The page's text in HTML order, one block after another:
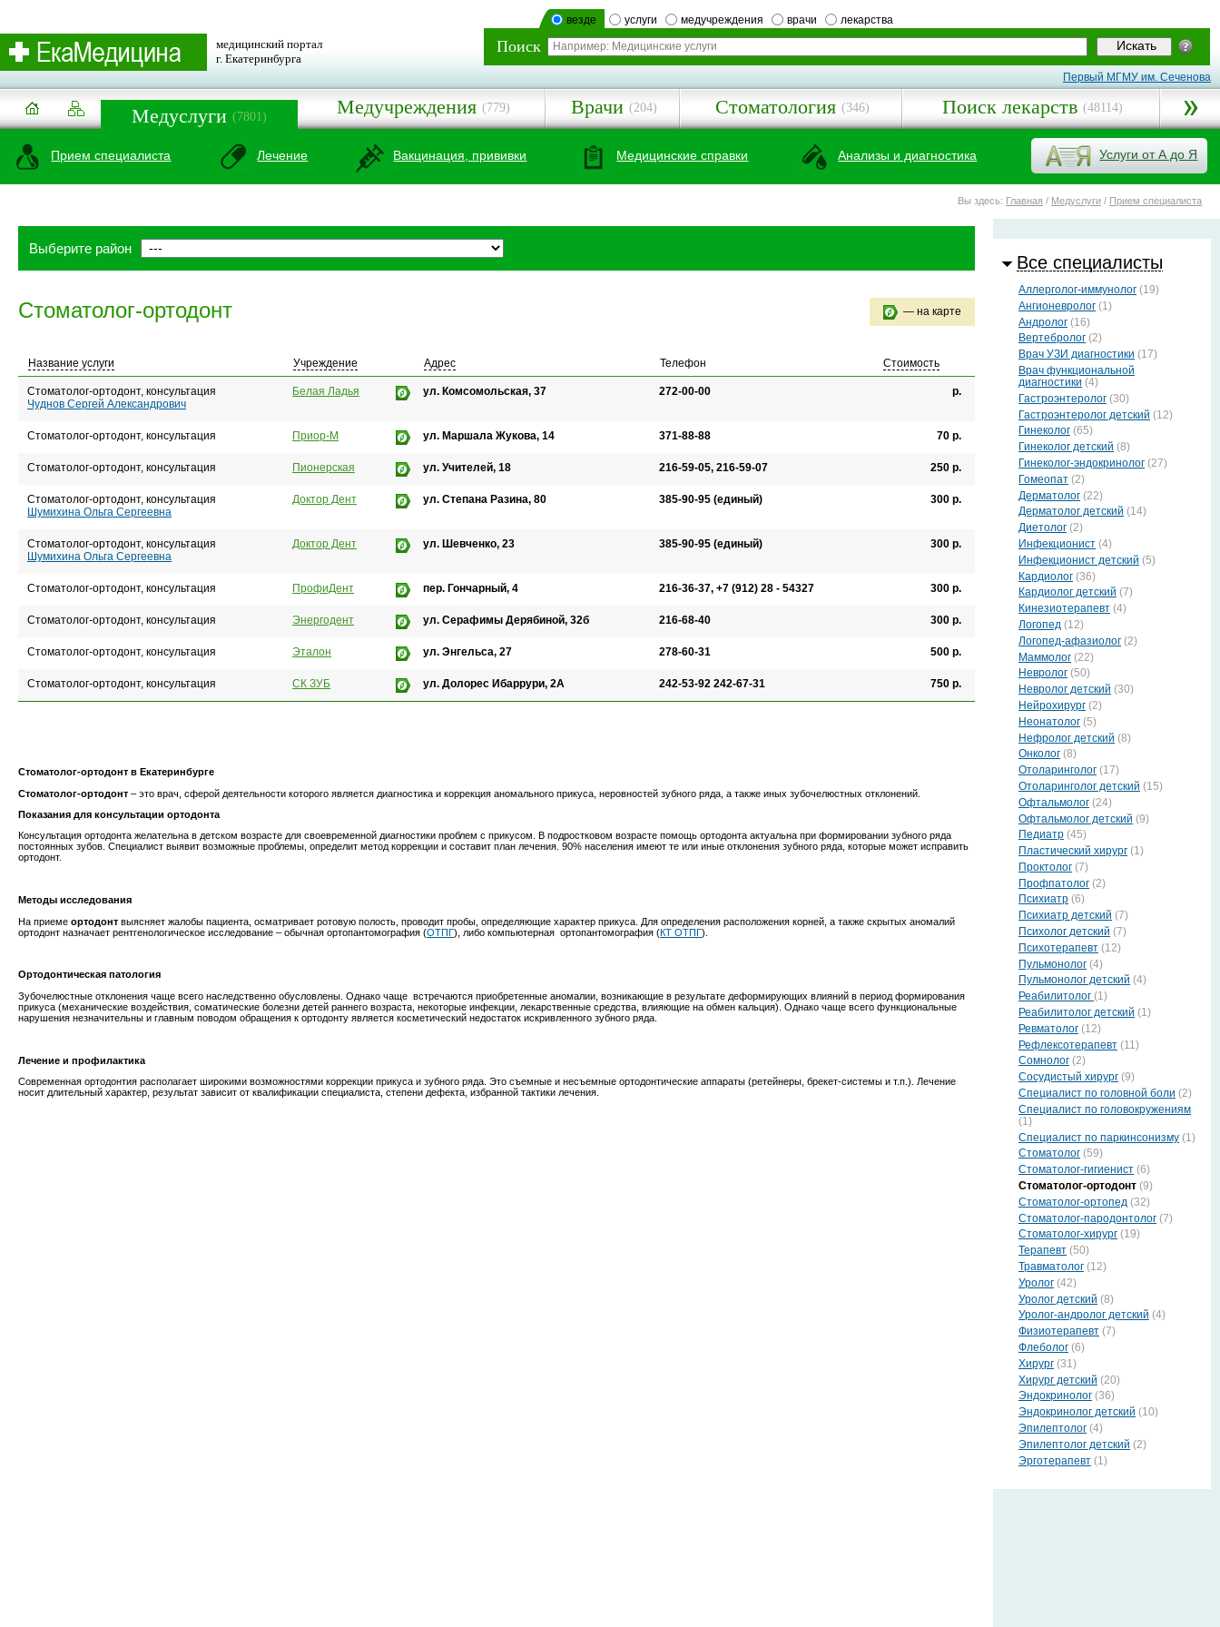
везде услуги медучреждения врачи лекарства
Поиск
медицинский портал
г. Екатеринбурга
Первый МГМУ им. Сеченова
Медуслуги (7801) Медучреждения (779) Врачи (204) Стоматология (346) Поиск лекарств (48114)
Прием специалиста Лечение Вакцинация, прививки Медицинские справки Анализы и диагностика Услуги от А до Я
Вы здесь: Главная / Медуслуги / Прием специалиста
Все специалисты
Аллерголог-иммунолог (19)
Ангионевролог (1)
Андролог (16)
Вертебролог (2)
Врач УЗИ диагностики (17)
Врач функциональной
диагностики (4)
Гастроэнтеролог (30)
Гастроэнтеролог детский (12)
Гинеколог (65)
Гинеколог детский (8)
Гинеколог-эндокринолог (27)
Гомеопат (2)
Дерматолог (22)
Дерматолог детский (14)
Диетолог (2)
Инфекционист (4)
Инфекционист детский (5)
Кардиолог (36)
Кардиолог детский (7)
Кинезиотерапевт (4)
Логопед (12)
Логопед-афазиолог (2)
Маммолог (22)
Невролог (50)
Невролог детский (30)
Нейрохирург (2)
Неонатолог (5)
Нефролог детский (8)
Онколог (8)
Отоларинголог (17)
Отоларинголог детский (15)
Офтальмолог (24)
Офтальмолог детский (9)
Педиатр (45)
Пластический хирург (1)
Проктолог (7)
Профпатолог (2)
Психиатр (6)
Психиатр детский (7)
Психолог детский (7)
Психотерапевт (12)
Пульмонолог (4)
Пульмонолог детский (4)
Реабилитолог (1)
Реабилитолог детский (1)
Ревматолог (12)
Рефлексотерапевт (11)
Сомнолог (2)
Сосудистый хирург (9)
Специалист по головной боли (2)
Специалист по головокружениям
(1)
Специалист по паркинсонизму (1)
Стоматолог (59)
Стоматолог-гигиенист (6)
Стоматолог-ортодонт (9)
Стоматолог-ортопед (32)
Стоматолог-пародонтолог (7)
Стоматолог-хирург (19)
Терапевт (50)
Травматолог (12)
Уролог (42)
Уролог детский (8)
Уролог-андролог детский (4)
Физиотерапевт (7)
Флеболог (6)
Хирург (31)
Хирург детский (20)
Эндокринолог (36)
Эндокринолог детский (10)
Эпилептолог (4)
Эпилептолог детский (2)
Эрготерапевт (1)
Выберите район
— на карте
Стоматолог-ортодонт
Название услуги Учреждение Адрес Телефон Стоимость
Стоматолог-ортодонт, консультация
Чуднов Сергей Александрович
Белая Ладья ул. Комсомольская, 37 272-00-00 р.
Стоматолог-ортодонт, консультация Приор-М ул. Маршала Жукова, 14 371-88-88 70 р.
Стоматолог-ортодонт, консультация Пионерская ул. Учителей, 18 216-59-05, 216-59-07 250 р.
Стоматолог-ортодонт, консультация
Шумихина Ольга Сергеевна
Доктор Дент ул. Степана Разина, 80 385-90-95 (единый) 300 р.
Стоматолог-ортодонт, консультация
Шумихина Ольга Сергеевна
Доктор Дент ул. Шевченко, 23 385-90-95 (единый) 300 р.
Стоматолог-ортодонт, консультация ПрофиДент пер. Гончарный, 4 216-36-37, +7 (912) 28 - 54327 300 р.
Стоматолог-ортодонт, консультация Энергодент ул. Серафимы Дерябиной, 32б 216-68-40 300 р.
Стоматолог-ортодонт, консультация Эталон ул. Энгельса, 27 278-60-31 500 р.
Стоматолог-ортодонт, консультация СК ЗУБ ул. Долорес Ибаррури, 2А 242-53-92 242-67-31 750 р.
Стоматолог-ортодонт в Екатеринбурге
Стоматолог-ортодонт – это врач, сферой деятельности которого является диагностика и коррекция аномального прикуса, неровностей зубного ряда, а также иных зубочелюстных отклонений.
Показания для консультации ортодонта
Консультация ортодонта желательна в детском возрасте для своевременной диагностики проблем с прикусом. В подростковом возрасте помощь ортодонта актуальна при формировании зубного ряда
постоянных зубов. Специалист выявит возможные проблемы, определит метод коррекции и составит план лечения. 90% населения имеют те или иные отклонения зубного ряда, которые может исправить
ортодонт.
Методы исследования
На приеме ортодонт выясняет жалобы пациента, осматривает ротовую полость, проводит пробы, определяющие характер прикуса. Для определения расположения корней, а также скрытых аномалий
ортодонт назначает рентгенологическое исследование – обычная ортопантомография (ОТПГ), либо компьютерная ортопантомография (КТ ОТПГ).
Ортодонтическая патология
Зубочелюстные отклонения чаще всего наследственно обусловлены. Однако чаще встречаются приобретенные аномалии, возникающие в результате деформирующих влияний в период формирования
прикуса (механические воздействия, соматические болезни детей раннего возраста, некоторые инфекции, лекарственные средства, влияющие на обмен кальция). Однако чаще всего функциональные
нарушения незначительны и главным поводом обращения к ортодонту является косметический недостаток искривленного зубного ряда.
Лечение и профилактика
Современная ортодонтия располагает широкими возможностями коррекции прикуса и зубного ряда. Это съемные и несъемные ортодонтические аппараты (ретейнеры, брекет-системы и т.п.). Лечение
носит длительный характер, результат зависит от квалификации специалиста, степени дефекта, избранной тактики лечения.